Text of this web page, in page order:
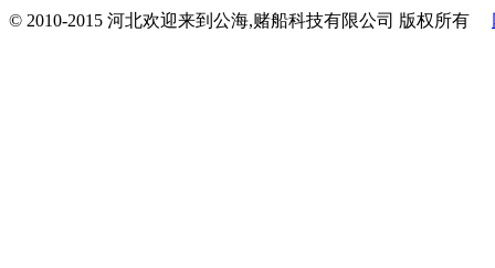
© 2010-2015 河北欢迎来到公海,赌船科技有限公司 版权所有